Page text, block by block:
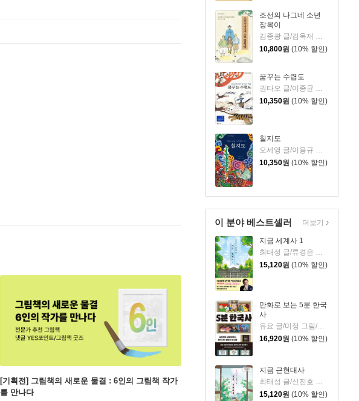
조선의 나그네 소년
장복이
10,800원 (10% 할인)
꿈꾸는 수렵도
10,350원 (10% 할인)
칠지도
오세영 글/이용규 그림
10,350원 (10% 할인)
이 분야 베스트셀러
지금 세계사 1
최태성 글/류경은 그림
15,120원 (10% 할인)
만화로 보는 5분 한국
사
유요 글/미정 그림/신병주 감수
16,920원 (10% 할인)
지금 근현대사
최태성 글/신진호 그림
15,120원 (10% 할인)
더보기
[기획전] 그림책의 새로운 물결 : 6인의 그림책 작가
를 만나다